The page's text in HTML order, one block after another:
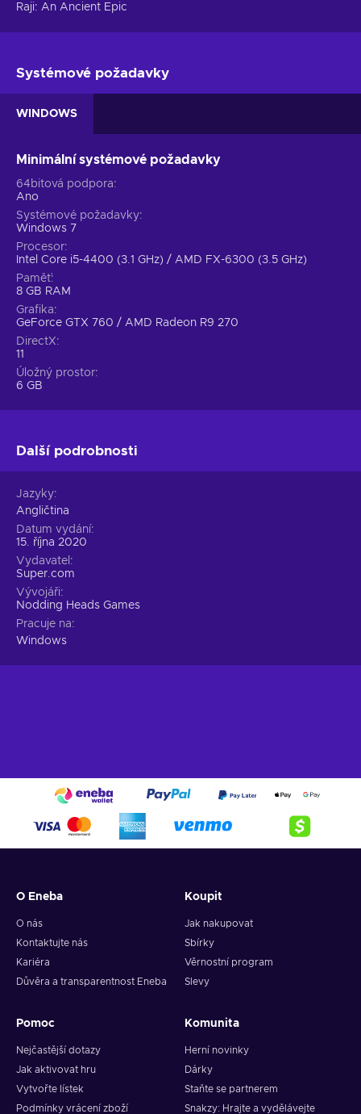
Raji: An Ancient Epic
Systémové požadavky
WINDOWS
Minimální systémové požadavky
64bitová podpora
Ano
Systémové požadavky
Windows 7
Procesor
Intel Core i5-4400 (3.1 GHz) / AMD FX-6300 (3.5 GHz)
Paměť
8 GB RAM
Grafika
GeForce GTX 760 / AMD Radeon R9 270
DirectX
11
Úložný prostor
6 GB
Další podrobnosti
Jazyky
Angličtina
Datum vydání
15. října 2020
Vydavatel
Super.com
Vývojáři
Nodding Heads Games
Pracuje na
Windows
O Eneba
O nás
Kontaktujte nás
Kariéra
Důvěra a transparentnost Eneba
Koupit
Jak nakupovat
Sbírky
Věrnostní program
Slevy
Pomoc
Nejčastější dotazy
Jak aktivovat hru
Vytvořte lístek
Podmínky vrácení zboží
Komunita
Herní novinky
Dárky
Staňte se partnerem
Snakzy: Hrajte a vydělávejte